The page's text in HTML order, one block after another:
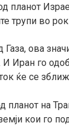
планот
трупи во
Газа, ова
И Иран го
ќе се
планот на
кои го